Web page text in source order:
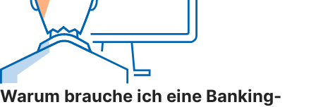
Warum brauche ich eine Banking-